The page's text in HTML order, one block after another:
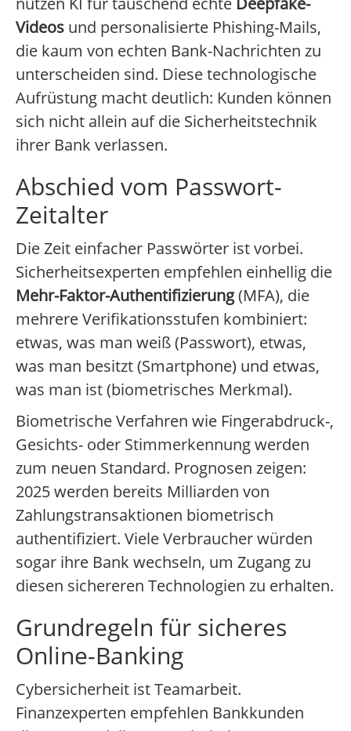
Videos und personalisierte Phishing-Mails,
die kaum von echten Bank-Nachrichten zu
unterscheiden sind. Diese technologische
Aufrüstung macht deutlich: Kunden können
sich nicht allein auf die Sicherheitstechnik
ihrer Bank verlassen.
Abschied vom Passwort-
Zeitalter
Die Zeit einfacher Passwörter ist vorbei.
Sicherheitsexperten empfehlen einhellig die
Mehr-Faktor-Authentifizierung(MFA), die
mehrere Verifikationsstufen kombiniert:
etwas, was man weiß (Passwort), etwas,
was man besitzt (Smartphone) und etwas,
was man ist (biometrisches Merkmal).
Biometrische Verfahren wie Fingerabdruck-,
Gesichts- oder Stimmerkennung werden
zum neuen Standard. Prognosen zeigen:
2025 werden bereits Milliarden von
Zahlungstransaktionen biometrisch
authentifiziert. Viele Verbraucher würden
sogar ihre Bank wechseln, um Zugang zu
diesen sichereren Technologien zu erhalten.
Grundregeln für sicheres
Online-Banking
Cybersicherheit ist Teamarbeit.
Finanzexperten empfehlen Bankkunden